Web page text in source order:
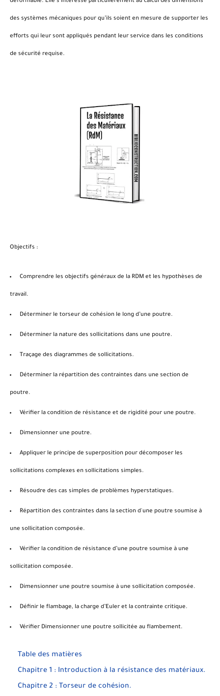
des systèmes mécaniques pour qu’ils soient en mesure de supporter les
efforts qui leur sont appliqués pendant leur service dans les conditions
de sécurité requise.
Objectifs :
Comprendre les objectifs généraux de la RDM et les hypothèses de
travail.
Déterminer le torseur de cohésion le long d’une poutre.
Déterminer la nature des sollicitations dans une poutre.
Traçage des diagrammes de sollicitations.
Déterminer la répartition des contraintes dans une section de
poutre.
Vérifier la condition de résistance et de rigidité pour une poutre.
Dimensionner une poutre.
Appliquer le principe de superposition pour décomposer les
sollicitations complexes en sollicitations simples.
Résoudre des cas simples de problèmes hyperstatiques.
Répartition des contraintes dans la section d'une poutre soumise à
une sollicitation composée.
Vérifier la condition de résistance d’une poutre soumise à une
sollicitation composée.
Dimensionner une poutre soumise à une sollicitation composée.
Définir le flambage, la charge d’Euler et la contrainte critique.
Vérifier Dimensionner une poutre sollicitée au flambement.
Table des matières
Chapitre 1 : Introduction à la résistance des matériaux.
Chapitre 2 : Torseur de cohésion.